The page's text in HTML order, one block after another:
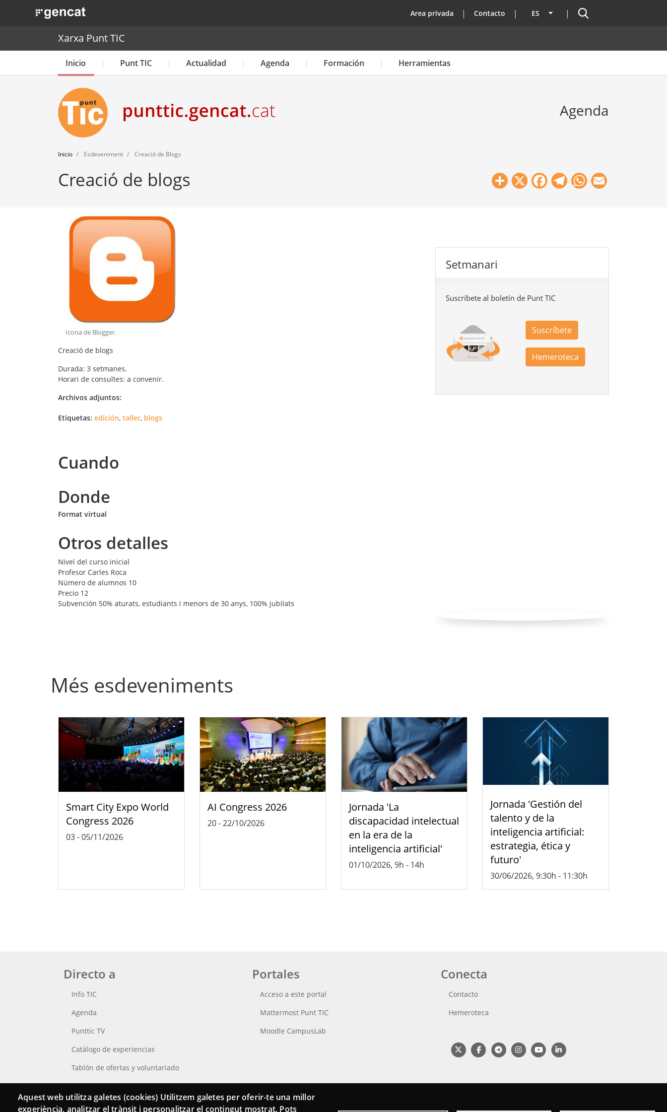
. Obre en una nova finestra. top
Area privada Contacto ES Lista adicional de acciones
Buscador
Xarxa Punt TIC
Inicio Punt TIC Actualidad Agenda Formación Herramientas
Agenda
Inicio Esdeveniment Creació de Blogs
Creació de blogs Share
X Facebook
Telegram
WhatsApp
Icona de Blogger.
Creació de blogs
Durada: 3 setmanes.
Horari de consultes: a convenir.
Archivos adjuntos:
Etiquetas: edición, taller, blogs
Cuando
Donde
Format virtual
Otros detalles
Nivel del curso inicial
Profesor Carles Roca
Número de alumnos 10
Precio 12
Subvención 50% aturats, estudiants i menors de 30 anys, 100% jubilats
Setmanari
Suscríbete al boletín de Punt TIC
Suscríbete
Hemeroteca
Més esdeveniments
Smart City Expo World
Congress 2026
03-05/11/2026
AI Congress 2026
20-22/10/2026
Jornada 'La
discapacidad intelectual
en la era de la
inteligencia artificial'
01/10/2026, 9h - 14h
Jornada 'Gestión del
talento y de la
inteligencia artificial:
estrategia, ética y
futuro'
30/06/2026, 9:30h - 11:30h
Directo a
Info TIC
Agenda
Punttic TV
Catálogo de experiencias
Tablón de ofertas y voluntariado
Busca tu Punt TIC
Portales
Acceso a este portal
Mattermost Punt TIC
Moodle CampusLab
Conecta
Contacto
Hemeroteca
Aquest web utilitza galetes (cookies) Utilitzem galetes per oferir-te una millor
experiència, analitzar el trànsit i personalitzar el contingut mostrat. Pots